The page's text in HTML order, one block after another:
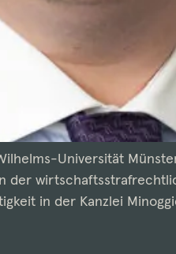
Universität
der
in der Kanzlei